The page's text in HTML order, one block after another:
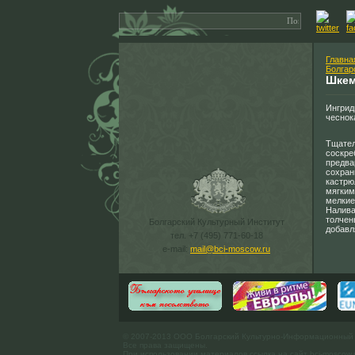
Болгарский Культурный Институт
тел. +7 (495) 771-60-18
e-mail: mail@bci-moscow.ru